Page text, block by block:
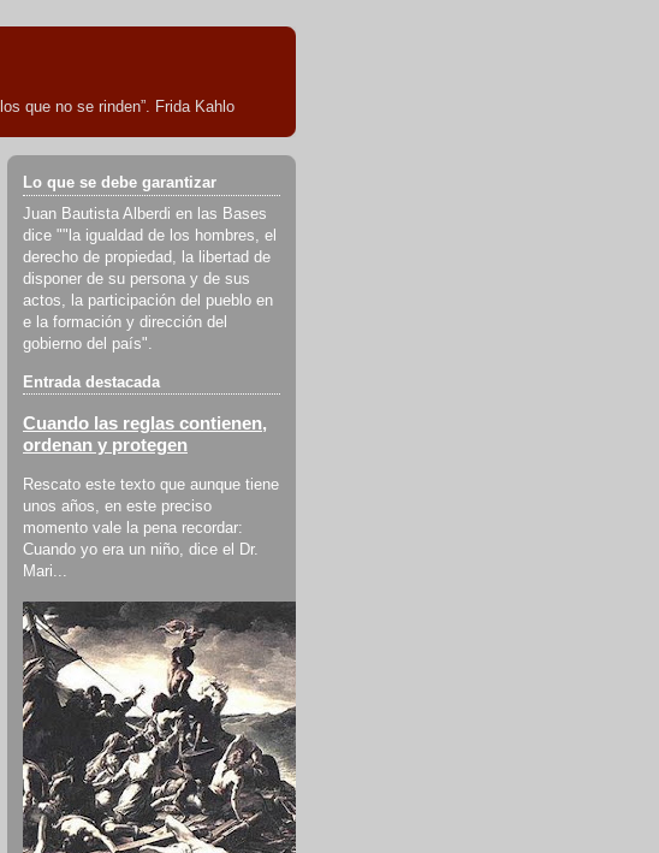
que no se rinden”. Frida Kahlo
Lo que se debe garantizar
Juan Bautista Alberdi en las Bases
dice ""la igualdad de los hombres, el
derecho de propiedad, la libertad de
disponer de su persona y de sus
actos, la participación del pueblo en
e la formación y dirección del
gobierno del país".
Entrada destacada
Cuando las reglas contienen,
ordenan y protegen
Rescato este texto que aunque tiene
unos años, en este preciso
momento vale la pena recordar:
Cuando yo era un niño, dice el Dr.
Mari...